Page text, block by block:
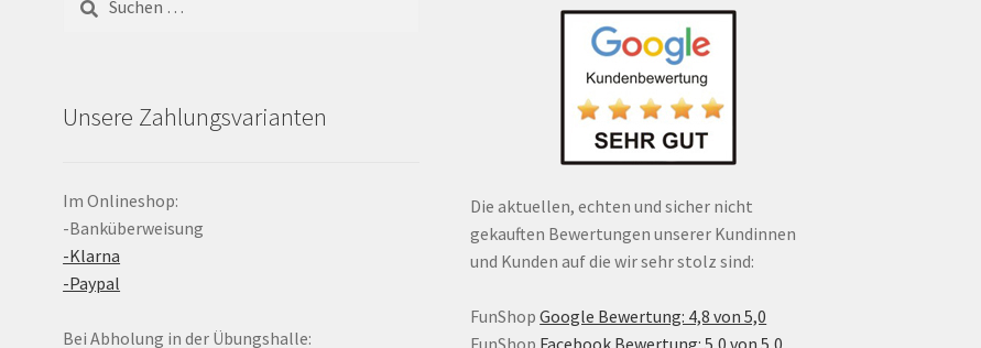
nach:
Unsere Zahlungsvarianten
Im Onlineshop:
-Banküberweisung
-Klarna
-Paypal
Bei Abholung in der Übungshalle:
Die aktuellen, echten und sicher nicht
gekauften Bewertungen unserer Kundinnen
und Kunden auf die wir sehr stolz sind:
FunShop Google Bewertung: 4,8 von 5,0
FunShop Facebook Bewertung: 5,0 von 5,0